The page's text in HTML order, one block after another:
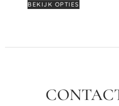
BEKIJK OPTIES